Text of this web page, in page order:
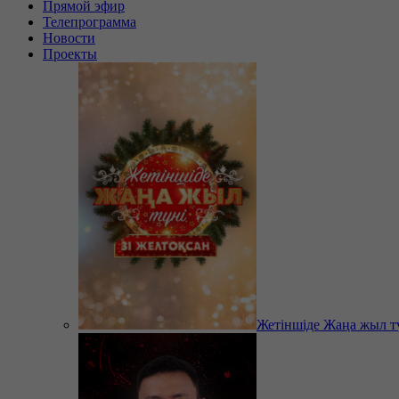
Прямой эфир
Телепрограмма
Новости
Проекты
Жетіншіде Жаңа жыл